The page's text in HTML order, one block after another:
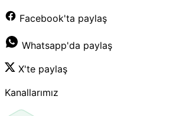
Facebook'ta paylaş
Whatsapp'da paylaş
X'te paylaş
Kanallarımız